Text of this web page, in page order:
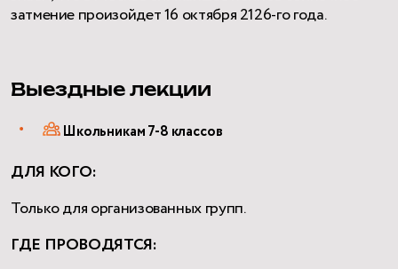
затмение произойдет 16 октября 2126-го года.
Выездные лекции
Школьникам 7-8 классов
ДЛЯ КОГО:
Только для организованных групп.
ГДЕ ПРОВОДЯТСЯ: